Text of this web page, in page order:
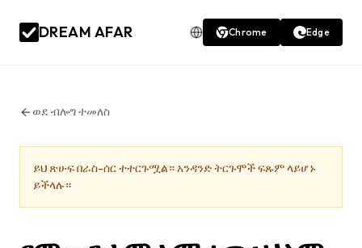
DREAM AFAR Chrome Edge
ወደ ብሎግ ተመለስ
ይህ ጽሁፍ በራስ-ሰር ተተርጉሟል። አንዳንድ ትርጉሞች ፍጹም ላይሆኑ
ይችላሉ።